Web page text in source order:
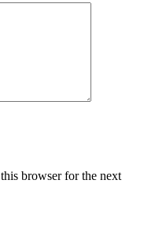
browser for the next